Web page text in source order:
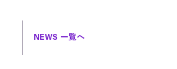
NEWS 一覧へ